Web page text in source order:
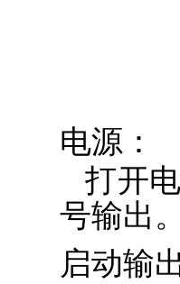
电源：
打开
号输出
启动输